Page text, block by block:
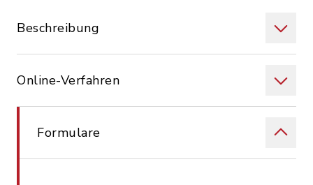
Beschreibung
Online-Verfahren
Formulare